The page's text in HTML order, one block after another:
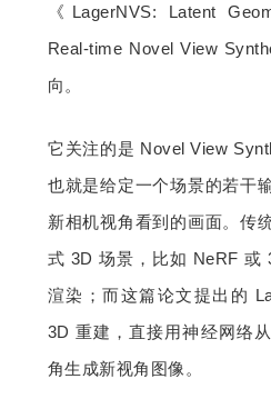
《LagerNVS: Latent
Real-time Novel View
向。
它关注的是 Novel View
也就是给定一个场景的若干
新相机视角看到的画面。传
式 3D 场景，比如 NeRF 或
渲染；而这篇论文提出的
3D 重建，直接用神经网络
角生成新视角图像。